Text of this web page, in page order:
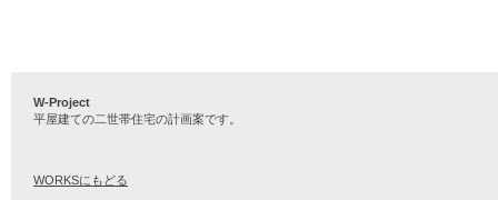
W-Project
平屋建ての二世帯住宅の計画案です。
WORKSにもどる